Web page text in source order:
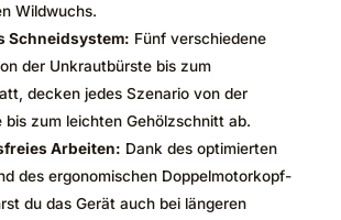
Wildwuchs.
Schneidsystem: Fünf verschiedene
der Unkrautbürste bis zum
decken jedes Szenario von der
bis zum leichten Gehölzschnitt ab.
Arbeiten: Dank des optimierten
des ergonomischen Doppelmotorkopf-
du das Gerät auch bei längeren